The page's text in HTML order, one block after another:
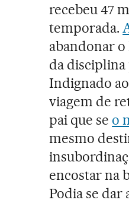
recebeu 47
temporada.
abandonar
da
Indignado
viagem de
pai que se o
mesmo
encostar na
Podia se dar